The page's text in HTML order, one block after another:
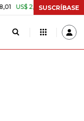
US$ 2,92 +3,89%
SUSCRÍBASE